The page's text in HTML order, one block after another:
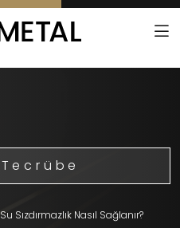
Tecrübe
Sızdırmazlık Nasıl Sağlanır?